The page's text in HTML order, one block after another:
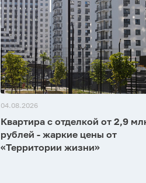
04.08.2026
Квартира с отделкой от 2,9
рублей - жаркие цены от
«Территории жизни»